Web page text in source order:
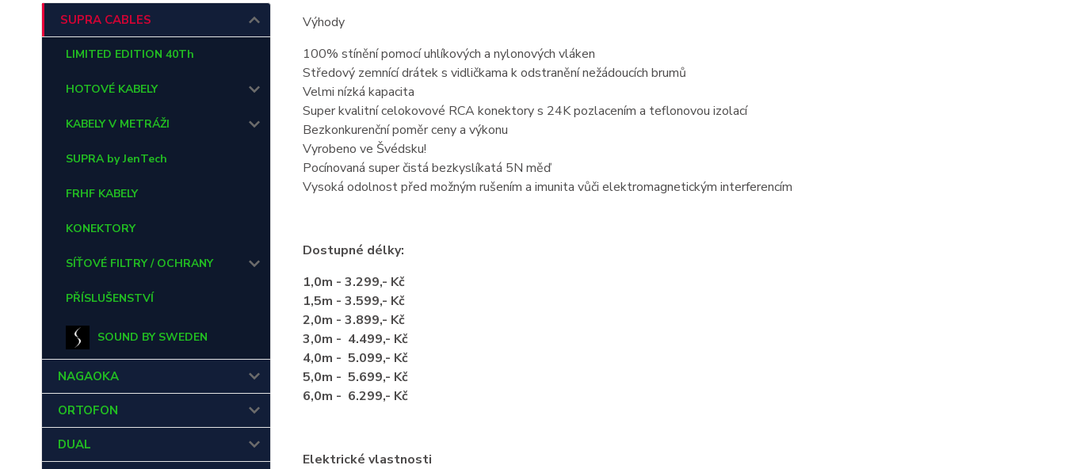
SUPRA CABLES
LIMITED EDITION 40Th
HOTOVÉ KABELY
KABELY V METRÁŽI
SUPRA by JenTech
FRHF KABELY
KONEKTORY
SÍŤOVÉ FILTRY / OCHRANY
PŘÍSLUŠENSTVÍ
SOUND BY SWEDEN
NAGAOKA
ORTOFON
DUAL
Výhody
100% stínění pomocí uhlíkových a nylonových vláken
Středový zemnící drátek s vidličkama k odstranění nežádoucích brumů
Velmi nízká kapacita
Super kvalitní celokovové RCA konektory s 24K pozlacením a teflonovou izolací
Bezkonkurenční poměr ceny a výkonu
Vyrobeno ve Švédsku!
Pocínovaná super čistá bezkyslíkatá 5N měď
Vysoká odolnost před možným rušením a imunita vůči elektromagnetickým interferencím
Dostupné délky:
1,0m - 3.299,- Kč
1,5m - 3.599,- Kč
2,0m - 3.899,- Kč
3,0m - 4.499,- Kč
4,0m - 5.099,- Kč
5,0m - 5.699,- Kč
6,0m - 6.299,- Kč
Elektrické vlastnosti